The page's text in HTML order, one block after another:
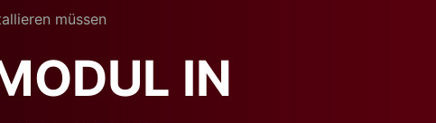
müssen
IN